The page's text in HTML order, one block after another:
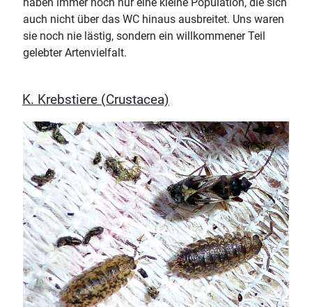
auch nicht über das WC hinaus ausbreitet. Uns waren
sie noch nie lästig, sondern ein willkommener Teil
gelebter Artenvielfalt.
K. Krebstiere (Crustacea)